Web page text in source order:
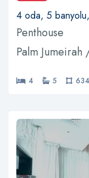
4 oda, 5
Penthouse
Palm
4 5